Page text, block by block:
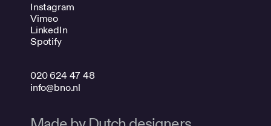
Instagram
Vimeo
LinkedIn
Spotify
020 624 47 48
info@bno.nl